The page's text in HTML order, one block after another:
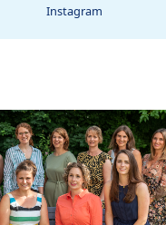
Instagram